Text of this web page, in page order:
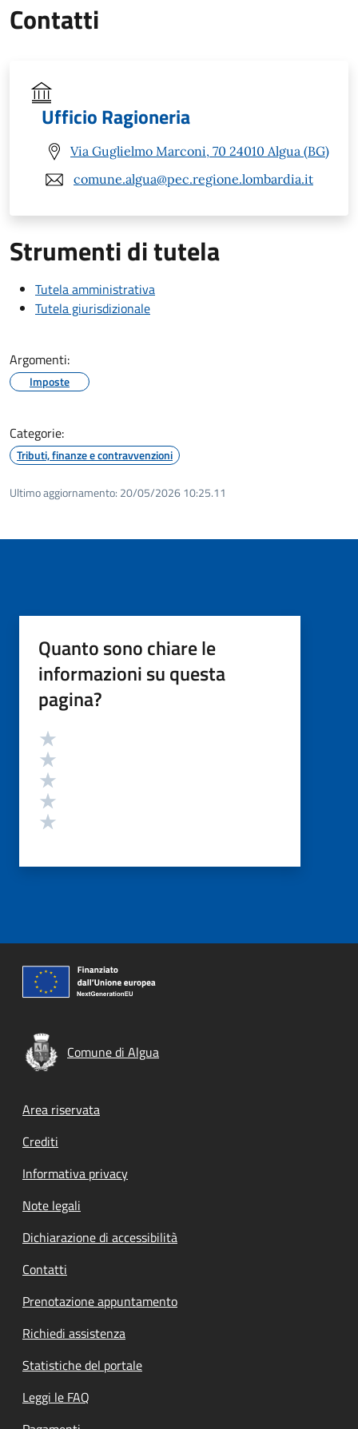
Contatti
Ufficio Ragioneria
Via Guglielmo Marconi, 70 24010 Algua (BG)
comune.algua@pec.regione.lombardia.it
Strumenti di tutela
Tutela amministrativa
Tutela giurisdizionale
Argomenti:
Imposte
Categorie:
Tributi, finanze e contravvenzioni
Ultimo aggiornamento: 20/05/2026 10:25.11
Quanto sono chiare le
informazioni su questa
pagina?
Valutazione
Comune di Algua
Footer menu
Area riservata
Crediti
Informativa privacy
Note legali
Dichiarazione di accessibilità
Contatti
Prenotazione appuntamento
Richiedi assistenza
Statistiche del portale
Leggi le FAQ